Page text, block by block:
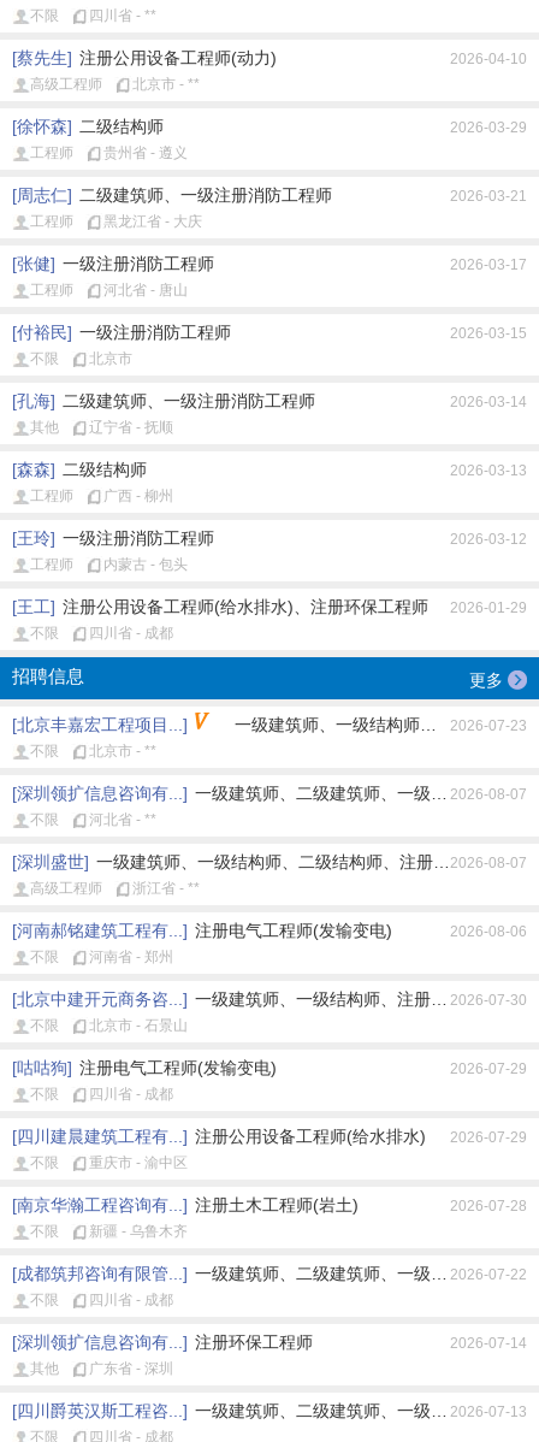
不限
四川省 - **
[蔡先生] 注册公用设备工程师(动力)
2026-04-10
高级工程师
北京市 - **
[徐怀森] 二级结构师
2026-03-29
工程师
贵州省 - 遵义
[周志仁] 二级建筑师、一级注册消防工程师
2026-03-21
工程师
黑龙江省 - 大庆
[张健] 一级注册消防工程师
2026-03-17
工程师
河北省 - 唐山
[付裕民] 一级注册消防工程师
2026-03-15
不限
北京市
[孔海] 二级建筑师、一级注册消防工程师
2026-03-14
其他
辽宁省 - 抚顺
[森森] 二级结构师
2026-03-13
工程师
广西 - 柳州
[王玲] 一级注册消防工程师
2026-03-12
工程师
内蒙古 - 包头
[王工] 注册公用设备工程师(给水排水)、注册环保工程师
2026-01-29
不限
四川省 - 成都
招聘信息 更多
[北京丰嘉宏工程项目...] 一级建筑师、一级结构师、注册公用设
2026-07-23
不限
北京市 - **
[深圳领扩信息咨询有...] 一级建筑师、二级建筑师、一级结构师、二
2026-08-07
不限
河北省 - **
[深圳盛世] 一级建筑师、一级结构师、二级结构师、注册土木工程师(
2026-08-07
高级工程师
浙江省 - **
[河南郝铭建筑工程有...] 注册电气工程师(发输变电)
2026-08-06
不限
河南省 - 郑州
[北京中建开元商务咨...] 一级建筑师、一级结构师、注册公用设备工
2026-07-30
不限
北京市 - 石景山
[咕咕狗] 注册电气工程师(发输变电)
2026-07-29
不限
四川省 - 成都
[四川建晨建筑工程有...] 注册公用设备工程师(给水排水)
2026-07-29
不限
重庆市 - 渝中区
[南京华瀚工程咨询有...] 注册土木工程师(岩土)
2026-07-28
不限
新疆 - 乌鲁木齐
[成都筑邦咨询有限管...] 一级建筑师、二级建筑师、一级结构师、二
2026-07-22
不限
四川省 - 成都
[深圳领扩信息咨询有...] 注册环保工程师
2026-07-14
其他
广东省 - 深圳
[四川爵英汉斯工程咨...] 一级建筑师、二级建筑师、一级结构师、二
2026-07-13
不限
四川省 - 成都